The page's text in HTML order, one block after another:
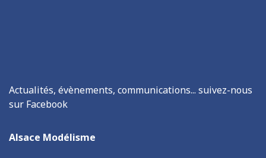
Actualités, évènements, communications... suivez-nous
sur Facebook
Alsace Modélisme